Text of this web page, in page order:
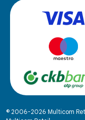
© 2006-2026 Multicom